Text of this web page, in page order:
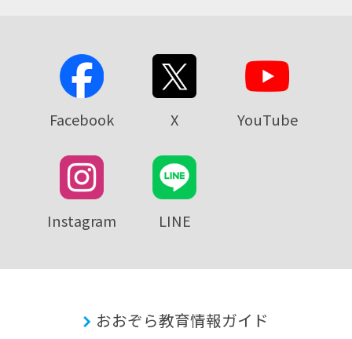
Facebook X YouTube
Instagram LINE
おおぞら教育情報ガイド